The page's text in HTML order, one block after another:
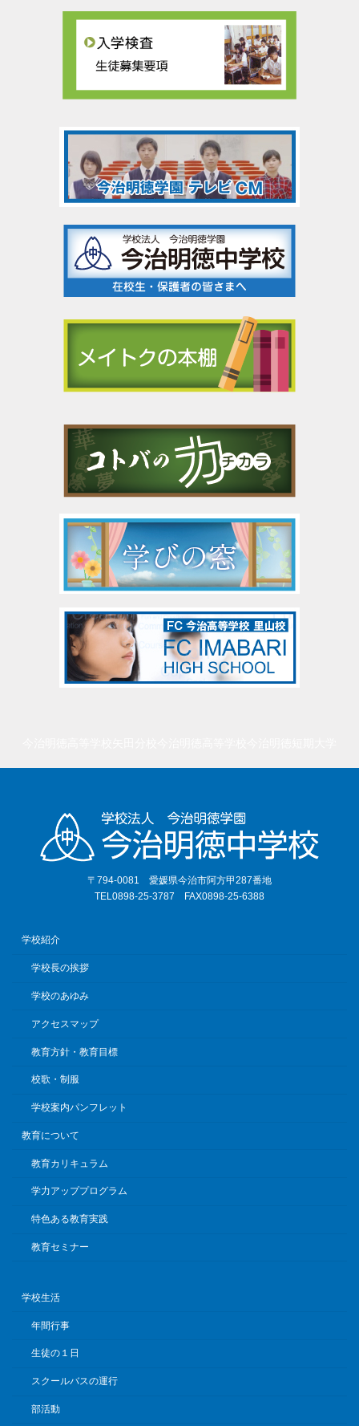
〒794-0081 愛媛県今治市阿方甲287番地
TEL0898-25-3787 FAX0898-25-6388
学校紹介
学校長の挨拶
学校のあゆみ
アクセスマップ
教育方針・教育目標
校歌・制服
学校案内パンフレット
教育について
教育カリキュラム
学力アッププログラム
特色ある教育実践
教育セミナー
学校生活
年間行事
生徒の１日
スクールバスの運行
部活動